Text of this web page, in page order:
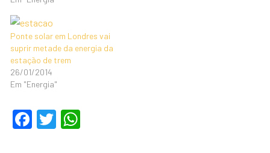
Ponte solar em Londres vai
suprir metade da energia da
estação de trem
26/01/2014
Em "Energia"
F
T